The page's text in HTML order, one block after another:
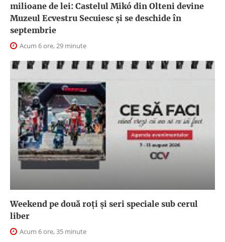
milioane de lei: Castelul Mikó din Olteni devine
Muzeul Ecvestru Secuiesc și se deschide în
septembrie
Acum 6 ore, 29 minute
Weekend pe două roți și seri speciale sub cerul
liber
Acum 6 ore, 35 minute